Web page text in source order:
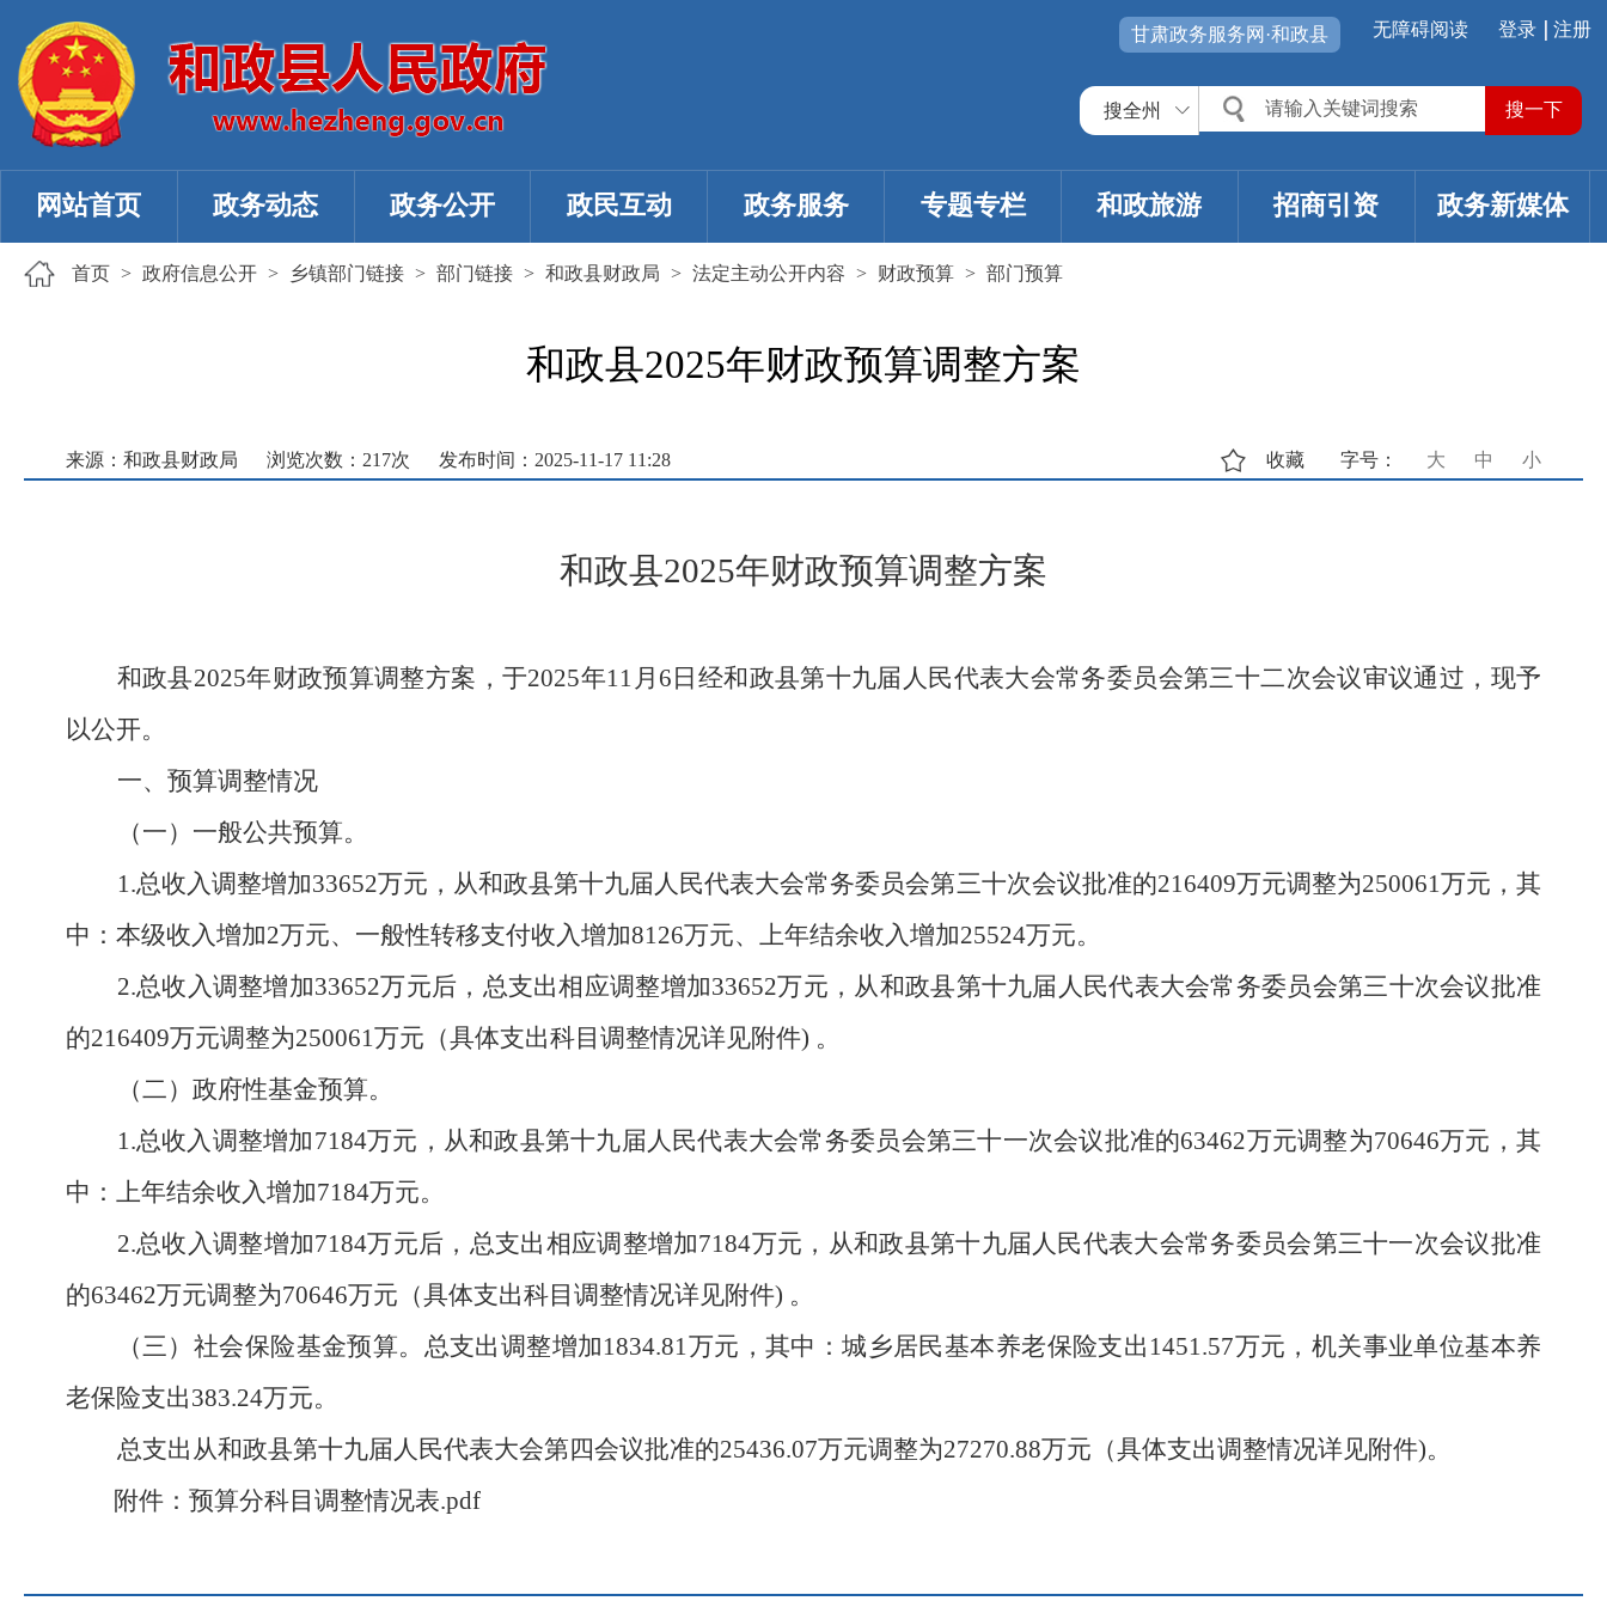
登录 注册
无障碍阅读
甘肃政务服务网·和政县
搜全州
网站首页 政务动态 政务公开 政民互动 政务服务 专题专栏 和政旅游 招商引资 政务新媒体
首页 > 政府信息公开 > 乡镇部门链接 > 部门链接 > 和政县财政局 > 法定主动公开内容 > 财政预算 > 部门预算
和政县2025年财政预算调整方案
来源：和政县财政局 浏览次数： 217次 发布时间：2025-11-17 11:28 字号： 大 中 小
收藏
和政县2025年财政预算调整方案
和政县2025年财政预算调整方案，于2025年11 月 6日经和政县第十九届人民代表大会常务委员会第三十二次会议审议通过，现予
以公开。
一、预算调整情况
（一）一般公共预算。
1.总收入调整增加33652万元，从和政县第十九届人民代表大会常务委员会第三十次会议批准的216409万元调整为250061万元，其
中：本级收入增加2万元、一般性转移支付收入增加8126万元、上年结余收入增加25524万元。
2.总收入调整增加33652万元后，总支出相应调整增加33652万元，从和政县第十九届人民代表大会常务委员会第三十次会议批准
的216409万元调整为250061万元（具体支出科目调整情况详见附件) 。
（二）政府性基金预算。
1.总收入调整增加7184万元，从和政县第十九届人民代表大会常务委员会第三十一次会议批准的63462万元调整为70646万元 ，其
中：上年结余收入增加7184万元。
2.总收入调整增加7184万元后，总支出相应调整增加7184万元，从和政县第十九届人民代表大会常务委员会第三十一次会议批准
的63462万元调整为70646万元（具体支出科目调整情况详见附件) 。
（三）社会保险基金预算。 总支出调整增加1834.81万元，其中：城乡居民基本养老保险支出 1451.57万元，机关事业单位基本养
老保险支出383.24万元。
总支出从和政县第十九届人民代表大会第四会议批准的25436.07万元调整为27270.88万元（具体支出调整情况详见附件)。
附件： 预算分科目调整情况表.pdf